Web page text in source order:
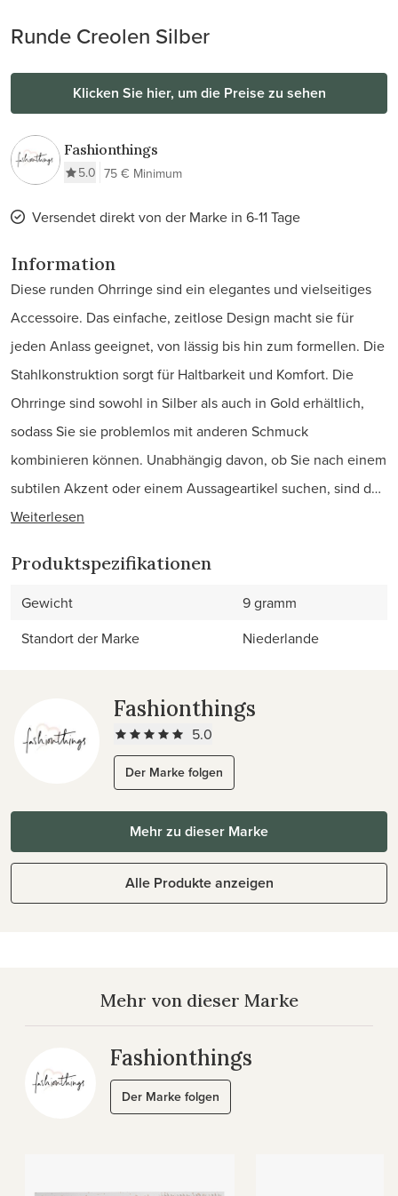
Runde Creolen Silber
Klicken Sie hier, um die Preise zu sehen
Fashionthings
5.0 75 € Minimum
Versendet direkt von der Marke in 6-11 Tage
Information
Diese runden Ohrringe sind ein elegantes und vielseitiges
Accessoire. Das einfache, zeitlose Design macht sie für
jeden Anlass geeignet, von lässig bis hin zum formellen. Die
Stahlkonstruktion sorgt für Haltbarkeit und Komfort. Die
Ohrringe sind sowohl in Silber als auch in Gold erhältlich,
sodass Sie sie problemlos mit anderen Schmuck
kombinieren können. Unabhängig davon, ob Sie nach einem
subtilen Akzent oder einem Aussageartikel suchen, sind d…
Weiterlesen
Produktspezifikationen
Gewicht
9 gramm
Standort der Marke
Niederlande
Fashionthings
5.0
Der Marke folgen
Mehr zu dieser Marke
Alle Produkte anzeigen
Mehr von dieser Marke
Fashionthings
Der Marke folgen